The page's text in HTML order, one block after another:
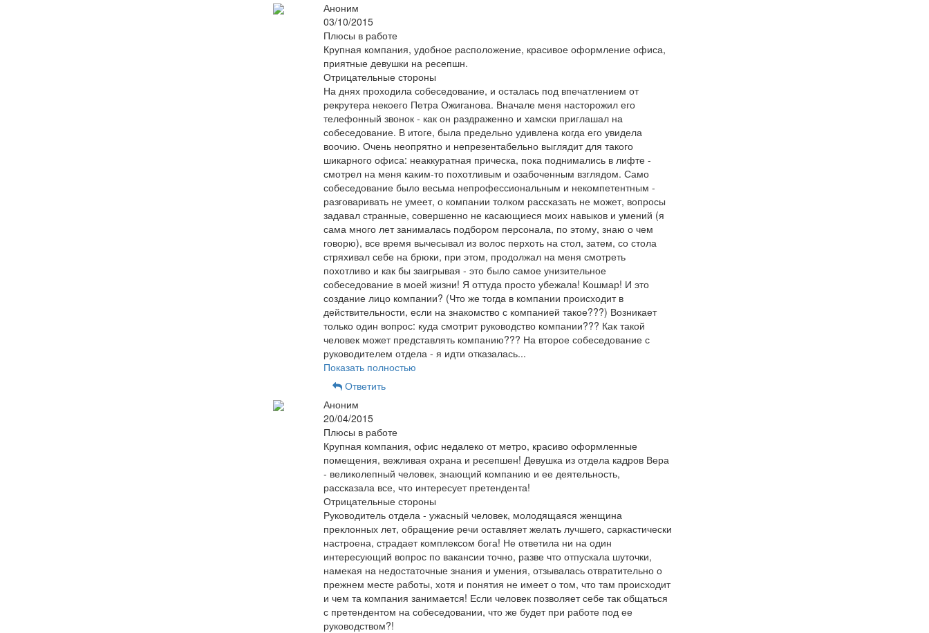
Аноним
03/10/2015
Плюсы в работе
Крупная компания, удобное расположение, красивое оформление офиса,
приятные девушки на ресепшн.
Отрицательные стороны
На днях проходила собеседование, и осталась под впечатлением от
рекрутера некоего Петра Ожиганова. Вначале меня насторожил его
телефонный звонок - как он раздраженно и хамски приглашал на
собеседование. В итоге, была предельно удивлена когда его увидела
воочию. Очень неопрятно и непрезентабельно выглядит для такого
шикарного офиса: неаккуратная прическа, пока поднимались в лифте -
смотрел на меня каким-то похотливым и озабоченным взглядом. Само
собеседование было весьма непрофессиональным и некомпетентным -
разговаривать не умеет, о компании толком рассказать не может, вопросы
задавал странные, совершенно не касающиеся моих навыков и умений (я
сама много лет занималась подбором персонала, по этому, знаю о чем
говорю), все время вычесывал из волос перхоть на стол, затем, со стола
стряхивал себе на брюки, при этом, продолжал на меня смотреть
похотливо и как бы заигрывая - это было самое унизительное
собеседование в моей жизни! Я оттуда просто убежала! Кошмар! И это
создание лицо компании? (Что же тогда в компании происходит в
действительности, если на знакомство с компанией такое???) Возникает
только один вопрос: куда смотрит руководство компании??? Как такой
человек может представлять компанию??? На второе собеседование с
руководителем отдела - я идти отказалась...
Показать полностью
Ответить
Аноним
20/04/2015
Плюсы в работе
Крупная компания, офис недалеко от метро, красиво оформленные
помещения, вежливая охрана и ресепшен! Девушка из отдела кадров Вера
- великолепный человек, знающий компанию и ее деятельность,
рассказала все, что интересует претендента!
Отрицательные стороны
Руководитель отдела - ужасный человек, молодящаяся женщина
преклонных лет, обращение речи оставляет желать лучшего, саркастически
настроена, страдает комплексом бога! Не ответила ни на один
интересующий вопрос по вакансии точно, разве что отпускала шуточки,
намекая на недостаточные знания и умения, отзывалась отвратительно о
прежнем месте работы, хотя и понятия не имеет о том, что там происходит
и чем та компания занимается! Если человек позволяет себе так общаться
с претендентом на собеседовании, что же будет при работе под ее
руководством?!